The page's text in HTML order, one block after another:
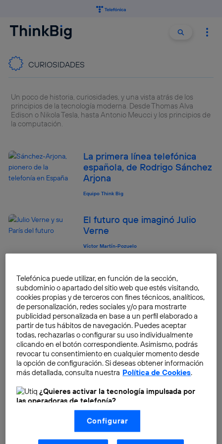
Buscar
CURIOSIDADES
Un poco de historia, curiosidades, y una vista atrás de los
principios de la tecnología moderna. Desde Thomas Alva
Edison o Nikola Tesla, hasta Antonio Meucci y los principios de
la computación.
La primera línea telefónica
española, de Rodrigo Sánchez
Arjona
Equipo Think Big
El futuro que imaginó Julio
Verne
Víctor Martín-Pozuelo
Telefónica
Equipo Think Big
Los primeros años del
teléfono fijo y el miedo a lo
nuevo
Los primeros teléfonos
móviles de principios del siglo
XX
Telefónica puede utilizar, en función de la sección,
subdominio o apartado del sitio web que estés visitando,
cookies propias y de terceros con fines técnicos, analíticos,
de personalización, redes sociales y/o para mostrarte
publicidad personalizada en base a un perfil elaborado a
partir de tus hábitos de navegación. Puedes aceptar
todas, rechazarlas o configurar su uso individualmente
clicando en el botón correspondiente. Asimismo, podrás
revocar tu consentimiento en cualquier momento desde
la opción de configuración. Si deseas obtener información
más detallada, consulta nuestra Política de Cookies.
¿Quieres activar la tecnología impulsada por
las operadoras de telefonía?
Nosotros, Telefónica S.A., utilizamos la tecnología Utiq para
realizar nuestras acciones de marketing digital o análisis
(como se describe en este aviso de consentimiento)
basadas en tu navegación en nuestra(s) web(s)
Configurar